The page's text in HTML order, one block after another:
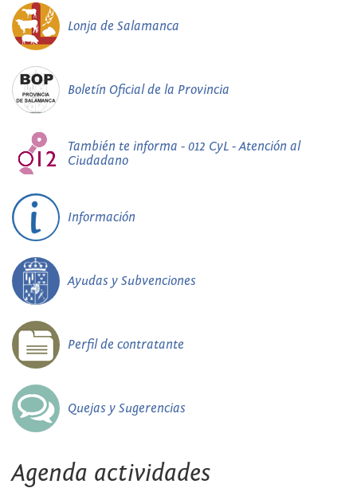
Lonja de Salamanca
Boletín Oficial de la Provincia
También te informa - 012 CyL - Atención al
Ciudadano
Información
Ayudas y Subvenciones
Perfil de contratante
Quejas y Sugerencias
Agenda actividades